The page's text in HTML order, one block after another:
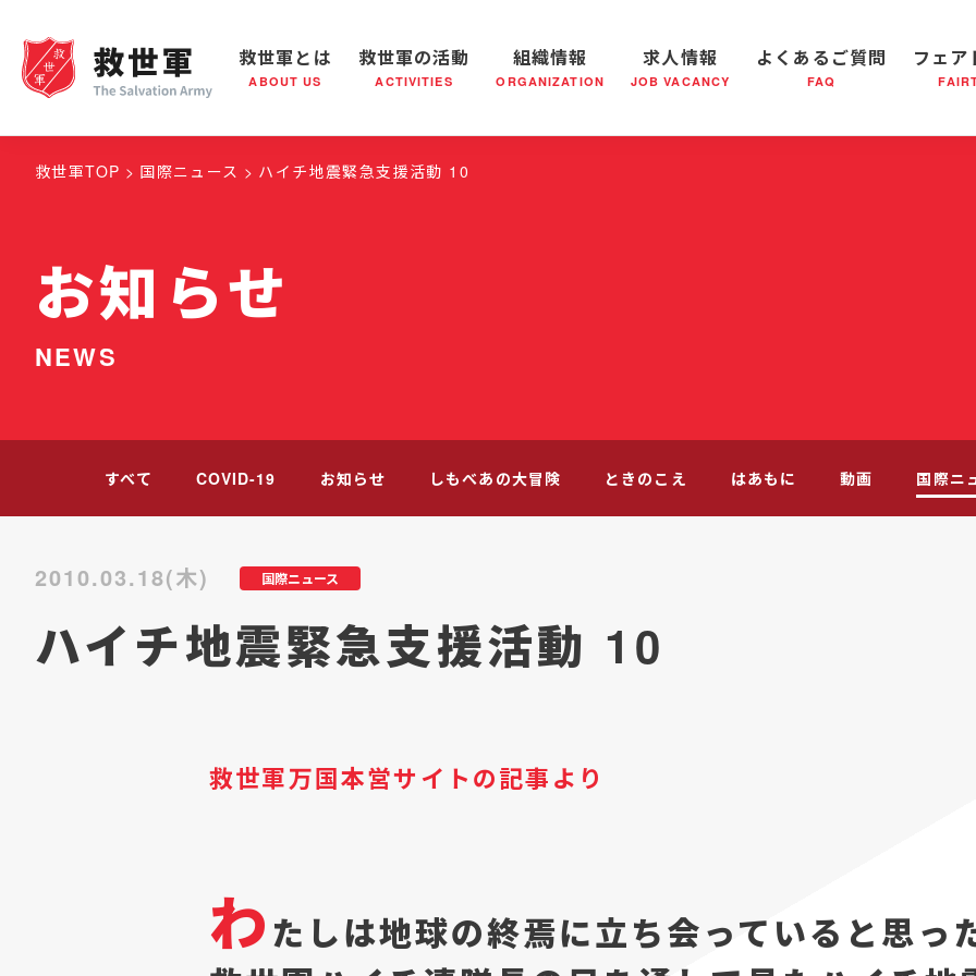
救世軍とは
ABOUT US
救世軍とは 世界が抱えている社会問題 救世軍の成り立ち 軍隊形式について 私たちの目指す未来
救世軍の活動
ACTIVITIES
救世軍の活動 社会鍋 社会鍋物語 音楽活動 救世軍ブラスバンドのCD
組織情報
ORGANIZATION
組織概要 全国の小隊(教会)等について 医療・社会福祉事業 出
求人情報
JOB VACANCY
よくあるご質問
FAQ
フェア
救世軍TOP 国際ニュース ハイチ地震緊急支援活動 10
お知らせ
NEWS
すべて COVID-19 お知らせ しもべあの大冒険 ときのこえ はあもに 動画 国際ニ
国際ニュース
2010.03.18(木)
ハイチ地震緊急支援活動 10
救世軍万国本営サイトの記事より
わたしは地球の終焉に立ち会っていると思っ